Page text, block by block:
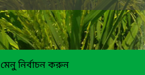
মেনু নির্বাচন করুন